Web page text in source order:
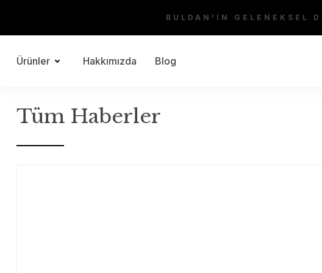
BULDAN'IN GELENEKSEL
Ürünler Hakkımızda Blog
Tüm Haberler